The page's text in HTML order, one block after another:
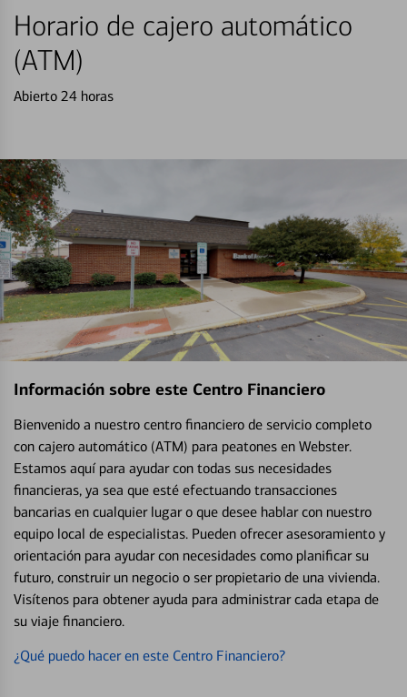
Horario de cajero automático
(ATM)
Abierto 24 horas
Información sobre este Centro Financiero
Bienvenido a nuestro centro financiero de servicio completo
con cajero automático (ATM) para peatones en Webster.
Estamos aquí para ayudar con todas sus necesidades
financieras, ya sea que esté efectuando transacciones
bancarias en cualquier lugar o que desee hablar con nuestro
equipo local de especialistas. Pueden ofrecer asesoramiento y
orientación para ayudar con necesidades como planificar su
futuro, construir un negocio o ser propietario de una vivienda.
Visítenos para obtener ayuda para administrar cada etapa de
su viaje financiero.
¿Qué puedo hacer en este Centro Financiero?